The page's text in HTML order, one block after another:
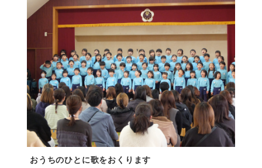
おうちのひとに歌をおくります